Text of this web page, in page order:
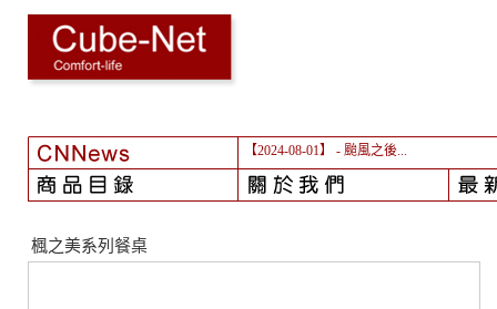
【2024-08-01】 - 颱風之後...
楓之美系列餐桌